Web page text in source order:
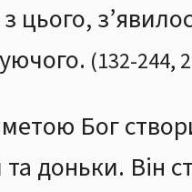
цього,
(132-244,
Бог
доньки. Він